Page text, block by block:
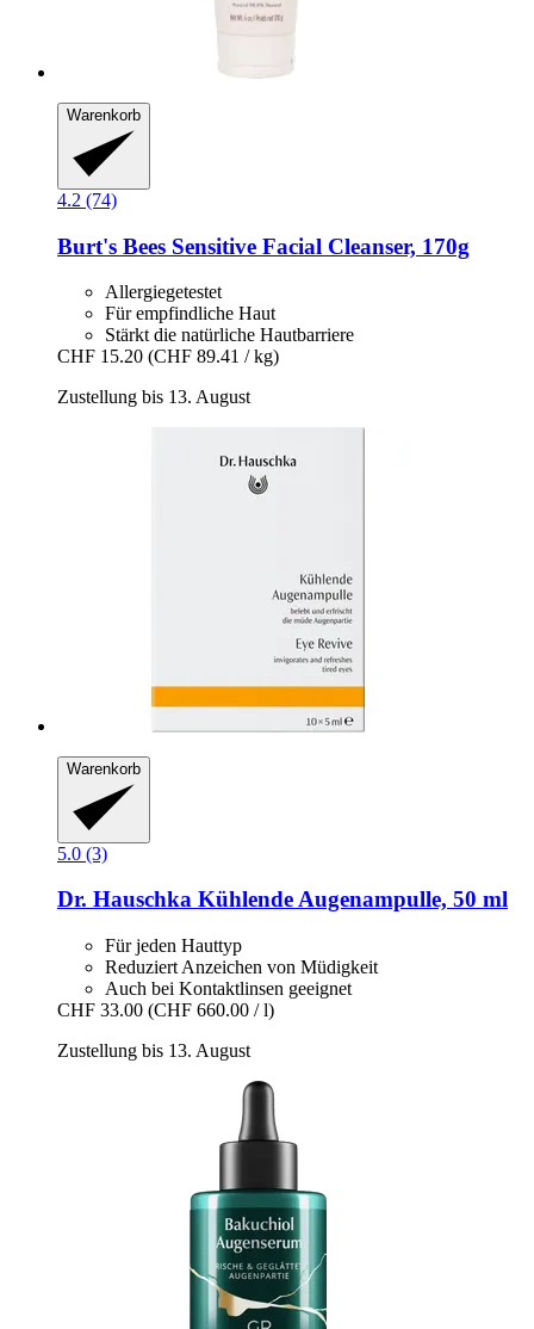
Warenkorb
4.2 (74)
Burt's Bees Sensitive Facial Cleanser, 170g
Allergiegetestet
Für empfindliche Haut
Stärkt die natürliche Hautbarriere
CHF 15.20 (CHF 89.41 / kg)
Zustellung bis 13. August
Warenkorb
5.0 (3)
Dr. Hauschka Kühlende Augenampulle, 50 ml
Für jeden Hauttyp
Reduziert Anzeichen von Müdigkeit
Auch bei Kontaktlinsen geeignet
CHF 33.00 (CHF 660.00 / l)
Zustellung bis 13. August